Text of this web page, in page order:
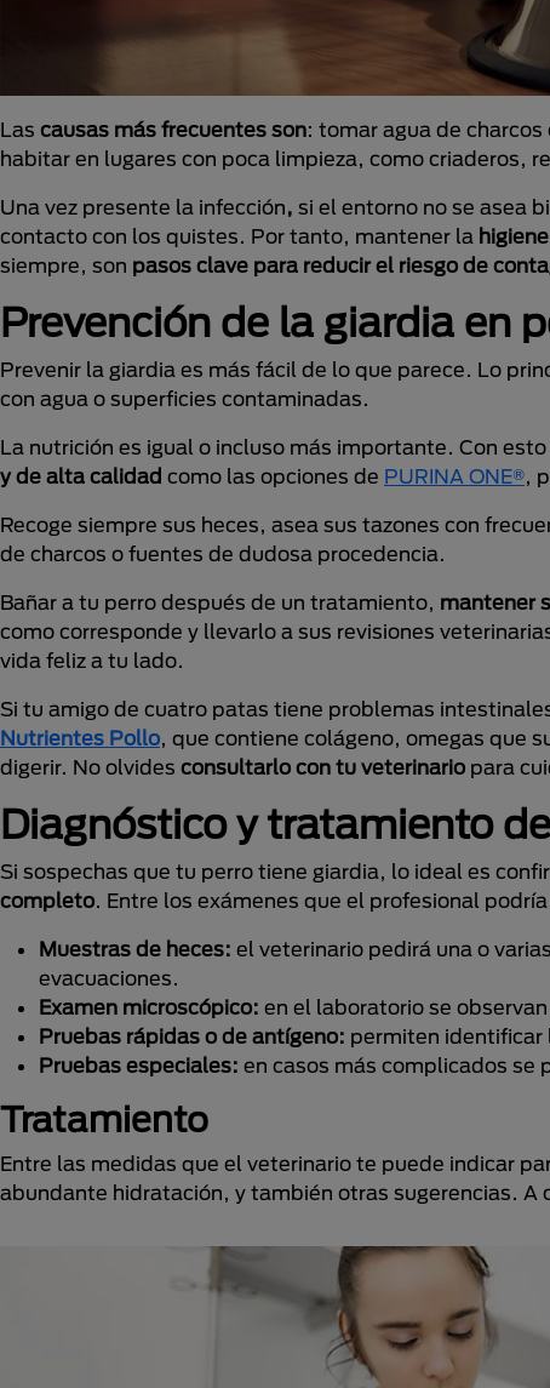
Las causas más frecuentes son: tomar agua de
habitar en lugares con poca limpieza, como criaderos,
Una vez presente la infección, si el entorno no se asea
contacto con los quistes. Por tanto, mantener la
siempre, son pasos clave para reducir el riesgo de
Prevención de la giardia en
Prevenir la giardia es más fácil de lo que parece. Lo
con agua o superficies contaminadas.
La nutrición es igual o incluso más importante. Con
y de alta calidad como las opciones de PURINA ONE®,
Recoge siempre sus heces, asea sus tazones con
de charcos o fuentes de dudosa procedencia.
Bañar a tu perro después de un tratamiento, mantener
como corresponde y llevarlo a sus revisiones
vida feliz a tu lado.
Si tu amigo de cuatro patas tiene problemas
Nutrientes Pollo, que contiene colágeno, omegas que
digerir. No olvides consultarlo con tu veterinario para
Diagnóstico y tratamiento
Si sospechas que tu perro tiene giardia, lo ideal es
completo. Entre los exámenes que el profesional
Muestras de heces: el veterinario pedirá una o
evacuaciones.
Examen microscópico: en el laboratorio se
Pruebas rápidas o de antígeno: permiten identificar
Pruebas especiales: en casos más complicados se
Tratamiento
Entre las medidas que el veterinario te puede indicar
abundante hidratación, y también otras sugerencias. A